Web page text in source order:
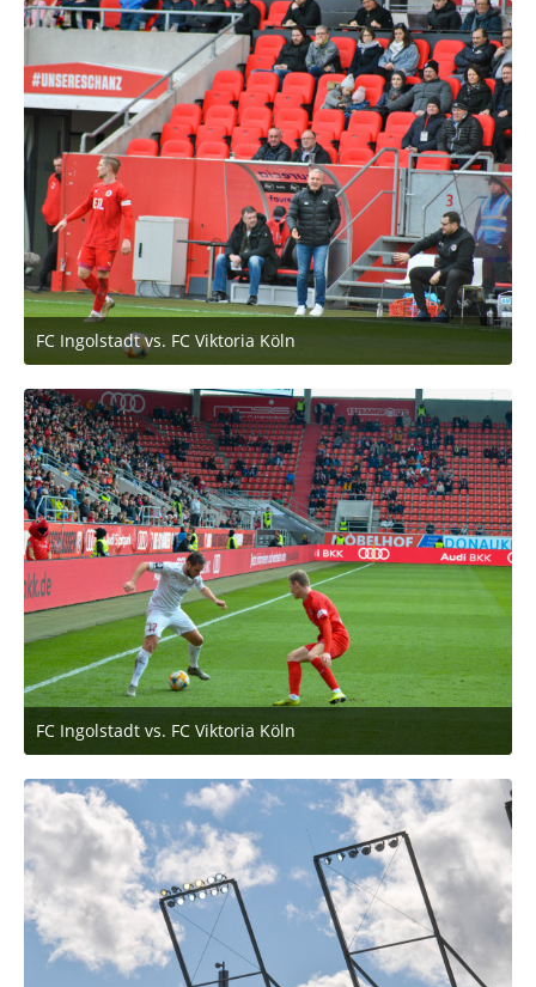
FC Ingolstadt vs. FC Viktoria Köln
2. März 2020 um 11:53
FC Ingolstadt vs. FC Viktoria Köln
2. März 2020 um 11:53